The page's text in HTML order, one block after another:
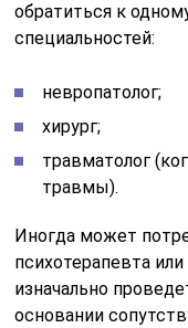
обратиться к
специальностей:
невропатолог;
хирург;
травматолог
травмы).
Иногда может
психотерапевта
изначально
основании